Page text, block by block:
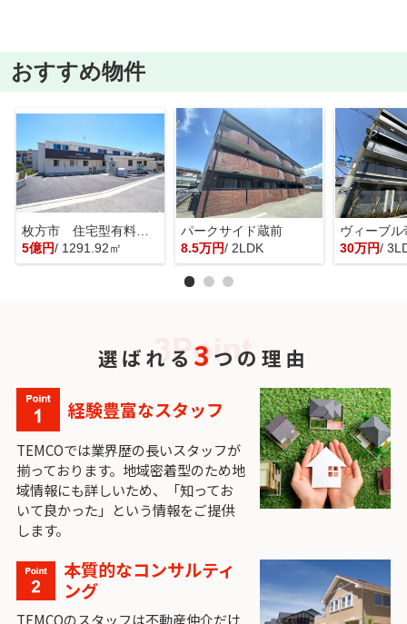
おすすめ物件
枚方市 住宅型有料老人ホーム 一棟貸し
5億円/ 1291.92㎡
パークサイド蔵前
8.5万円/ 2LDK
ヴィーブル
30万円/
選ばれる 3 つの理由
経験豊富なスタッフ
TEMCOでは業界歴の長いスタッフが
揃っております。地域密着型のため地
域情報にも詳しいため、「知ってお
いて良かった」という情報をご提供
します。
本質的なコンサルティ
ング
TEMCOのスタッフは不動産仲介だけ